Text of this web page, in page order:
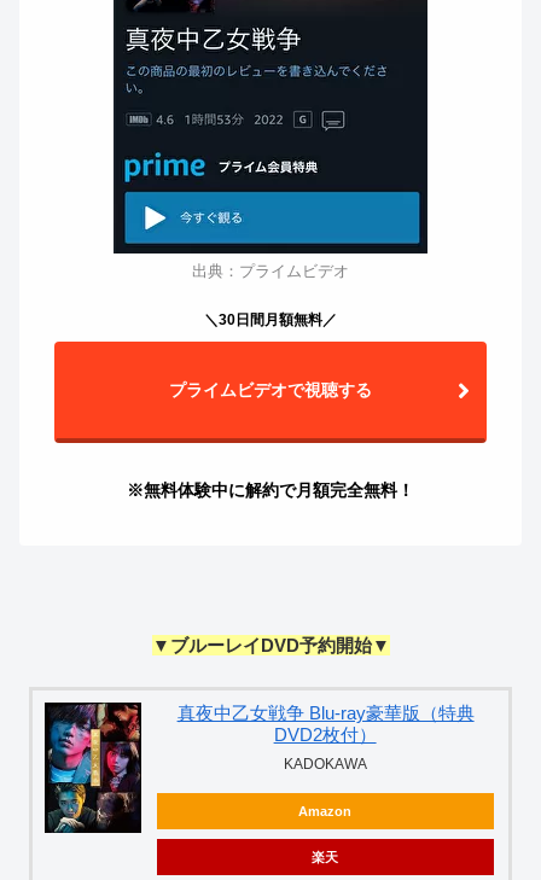
出典：プライムビデオ
＼30日間月額無料／
プライムビデオで視聴する
※無料体験中に解約で月額完全無料！
▼ブルーレイDVD予約開始▼
真夜中乙女戦争 Blu-ray豪華版（特典
DVD2枚付）
KADOKAWA
Amazon
楽天